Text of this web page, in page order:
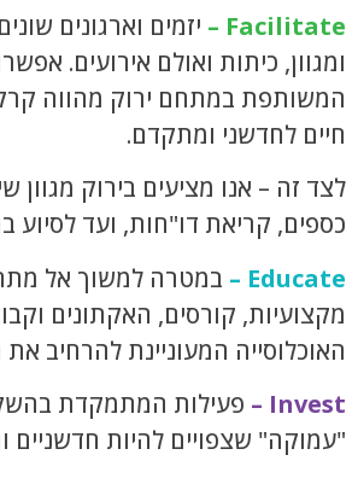
Facilitate –
יזמים וארגונים
ומגוון, כיתות ואולם אירועים.
המשותפת במתחם ירוק מהווה
חיים לחדשני ומתקדם.
לצד זה – אנו מציעים בירוק מגוון
כספים, קריאת דו"חות, ועד לסיוע
Educate –
במטרה למשוך אל
האוכלוסייה המעוניינת להרחיב
Invest –
"עמוקה" שצפויים להיות